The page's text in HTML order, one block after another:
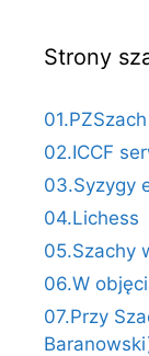
Strony
01.PZSzach
02.ICCF
03.Syzygy
04.Lichess
05.Szachy
06.W
07.Przy